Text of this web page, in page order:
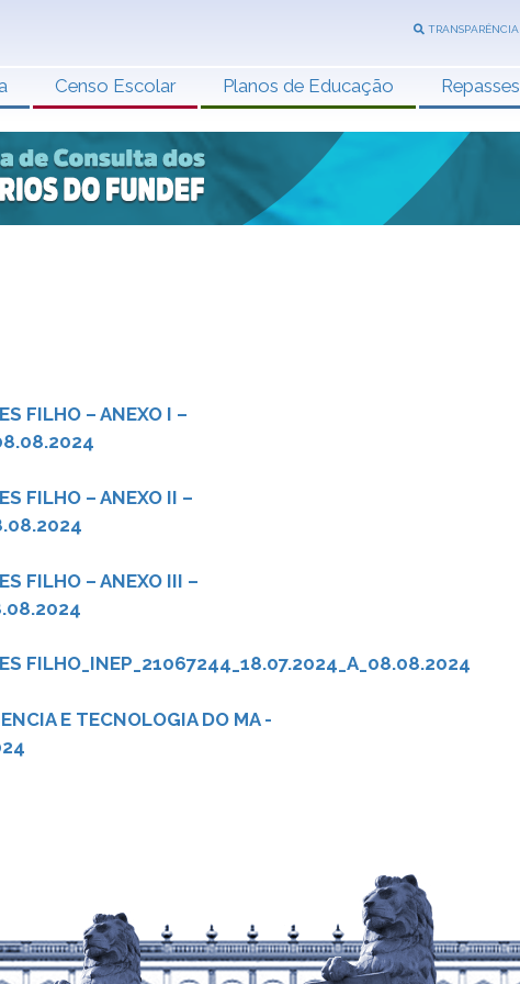
TRANSPARÊNCIA
Censo Escolar Planos de Educação Repasses
FILHO – ANEXO I –
FILHO – ANEXO II –
FILHO – ANEXO III –
FILHO_INEP_21067244_18.07.2024_A_08.08.2024
E TECNOLOGIA DO MA -